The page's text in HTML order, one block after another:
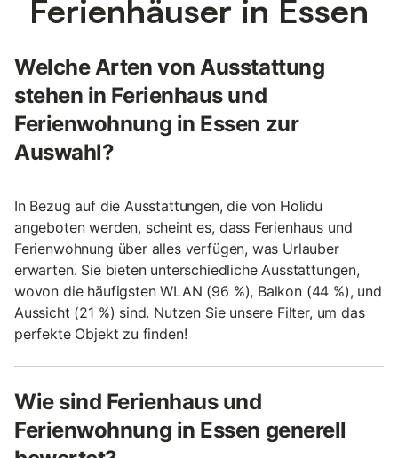
Ferienhäuser in Essen
Welche Arten von Ausstattung
stehen in Ferienhaus und
Ferienwohnung in Essen zur
Auswahl?
In Bezug auf die Ausstattungen, die von Holidu
angeboten werden, scheint es, dass Ferienhaus und
Ferienwohnung über alles verfügen, was Urlauber
erwarten. Sie bieten unterschiedliche Ausstattungen,
wovon die häufigsten WLAN (96 %), Balkon (44 %), und
Aussicht (21 %) sind. Nutzen Sie unsere Filter, um das
perfekte Objekt zu finden!
Wie sind Ferienhaus und
Ferienwohnung in Essen generell